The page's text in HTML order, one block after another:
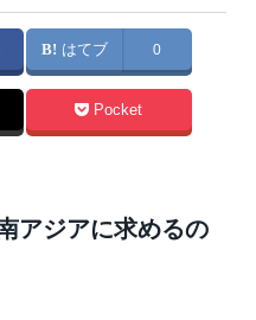
はてブ 0
Pocket
アジアに求めるの